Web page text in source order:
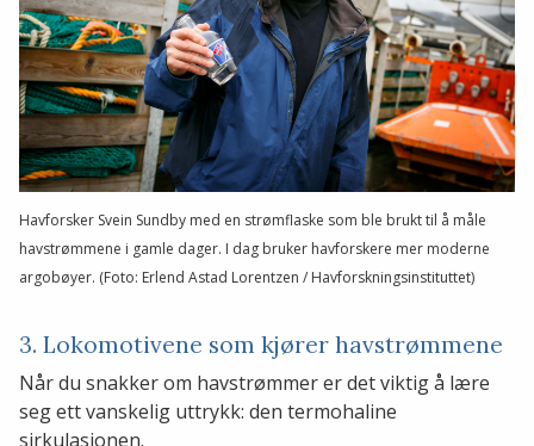
Havforsker Svein Sundby med en strømflaske som ble brukt til å måle
havstrømmene i gamle dager. I dag bruker havforskere mer moderne
argobøyer. (Foto: Erlend Astad Lorentzen / Havforskningsinstituttet)
3. Lokomotivene som kjører havstrømmene
Når du snakker om havstrømmer er det viktig å lære
seg ett vanskelig uttrykk: den termohaline
sirkulasjonen.